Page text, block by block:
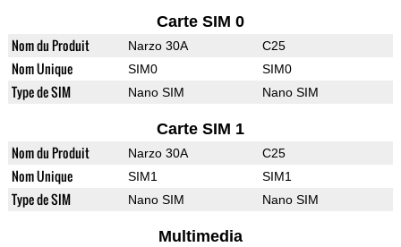
Carte SIM 0
Nom du Produit Narzo 30A C25
Nom Unique SIM0 SIM0
Type de SIM Nano SIM Nano SIM
Carte SIM 1
Nom du Produit Narzo 30A C25
Nom Unique SIM1 SIM1
Type de SIM Nano SIM Nano SIM
Multimedia